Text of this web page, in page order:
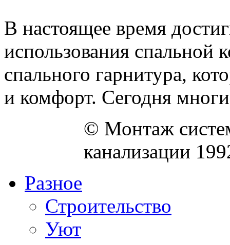
В настоящее время
использования
спального гарнитура,
и комфорт. Сегодня
© Монтаж
канализации
Разное
Строительство
Уют